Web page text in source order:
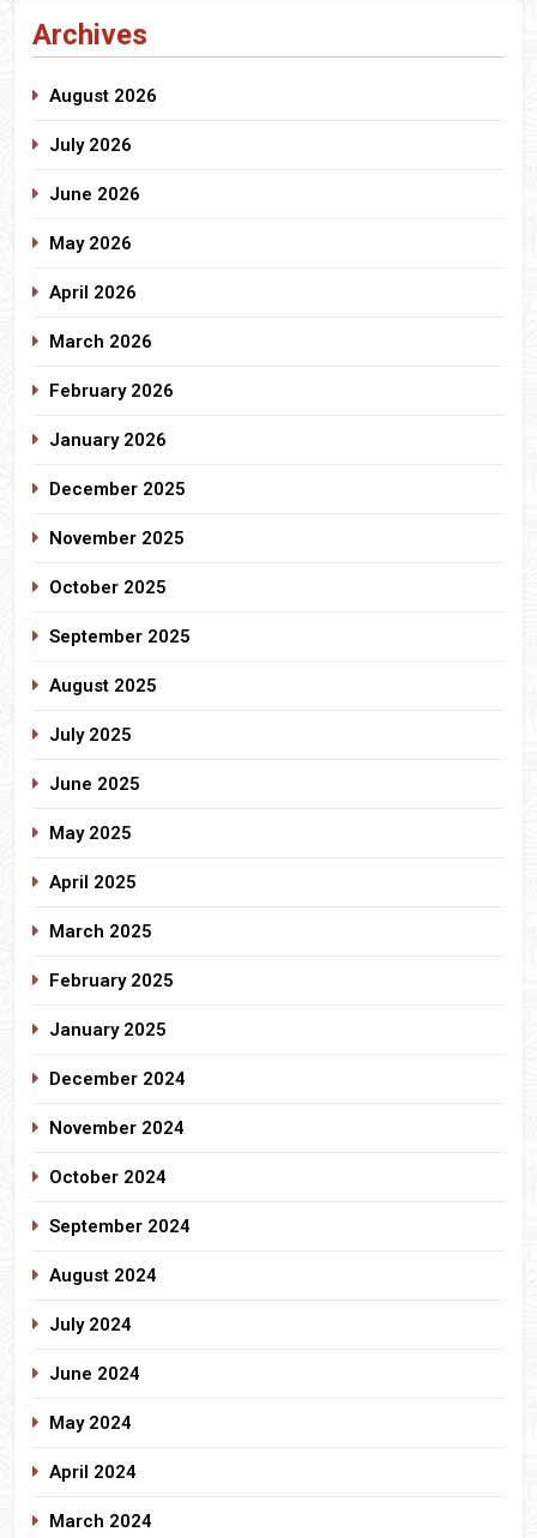
Archives
August 2026
July 2026
June 2026
May 2026
April 2026
March 2026
February 2026
January 2026
December 2025
November 2025
October 2025
September 2025
August 2025
July 2025
June 2025
May 2025
April 2025
March 2025
February 2025
January 2025
December 2024
November 2024
October 2024
September 2024
August 2024
July 2024
June 2024
May 2024
April 2024
March 2024